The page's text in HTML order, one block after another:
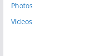
Photos
Videos